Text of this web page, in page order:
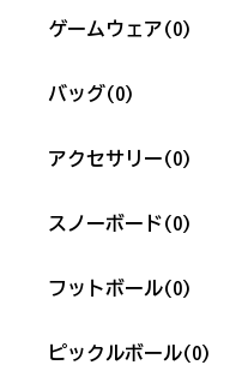
ゲームウェア(0)
バッグ(0)
アクセサリー(0)
スノーボード(0)
フットボール(0)
ピックルボール(0)